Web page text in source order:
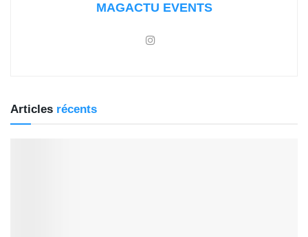
MAGACTU EVENTS
Articles récents